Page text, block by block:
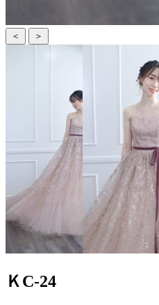
＜ ＞
ＫC-24